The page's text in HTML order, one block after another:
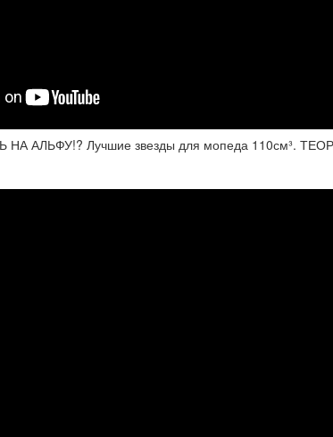
АЛЬФУ!? Лучшие звезды для мопеда 110см³.